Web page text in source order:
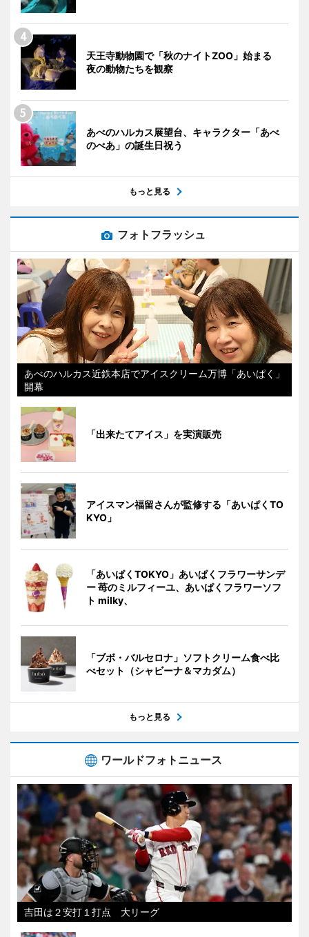
天王寺動物園で「秋のナイトZOO」始まる
夜の動物たちを観察
あべのハルカス展望台、キャラクター「あべ
のべあ」の誕生日祝う
もっと見る
フォトフラッシュ
あべのハルカス近鉄本店でアイスクリーム万博「あいぱく」
開幕
「出来たてアイス」を実演販売
アイスマン福留さんが監修する「あいぱくTO
KYO」
「あいぱくTOKYO」あいぱくフラワーサンデ
ー 苺のミルフィーユ、あいぱくフラワーソフ
ト milky、
「ブボ・バルセロナ」ソフトクリーム食べ比
べセット（シャビーナ＆マカダム）
もっと見る
ワールドフォトニュース
吉田は２安打１打点 大リーグ